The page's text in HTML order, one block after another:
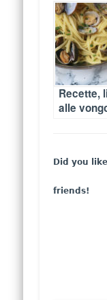
légumes
tomate
Recette,
alle
Did you
friends!